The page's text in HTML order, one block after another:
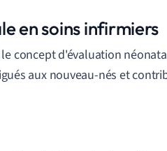
en soins infirmiers
concept d'évaluation
aux nouveau-nés et